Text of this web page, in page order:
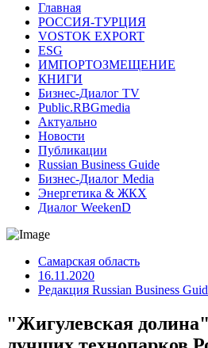
Главная
РОССИЯ-ТУРЦИЯ
VOSTOK EXPORT
ESG
ИМПОРТОЗМЕЩЕНИЕ
КНИГИ
Бизнес-Диалог TV
Public.RBGmedia
Актуально
Новости
Публикации
Russian Business Guide
Бизнес-Диалог Media
Энергетика & ЖКХ
Диалог WeekenD
Самарская область
16.11.2020
Редакция Russian Business
"Жигулевская